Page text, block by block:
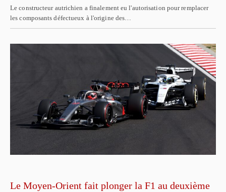
Le constructeur autrichien a finalement eu l'autorisation pour remplacer
les composants défectueux à l'origine des…
Le Moyen-Orient fait plonger la F1 au deuxième